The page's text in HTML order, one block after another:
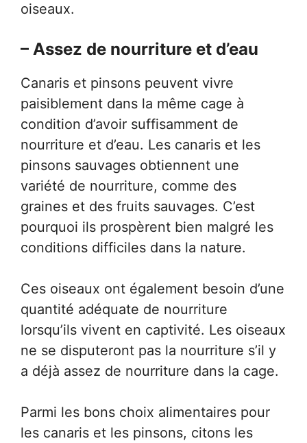
oiseaux.
– Assez de nourriture et d’eau
Canaris et pinsons peuvent vivre
paisiblement dans la même cage à
condition d’avoir suffisamment de
nourriture et d’eau. Les canaris et les
pinsons sauvages obtiennent une
variété de nourriture, comme des
graines et des fruits sauvages. C’est
pourquoi ils prospèrent bien malgré les
conditions difficiles dans la nature.
Ces oiseaux ont également besoin d’une
quantité adéquate de nourriture
lorsqu’ils vivent en captivité. Les oiseaux
ne se disputeront pas la nourriture s’il y
a déjà assez de nourriture dans la cage.
Parmi les bons choix alimentaires pour
les canaris et les pinsons, citons les